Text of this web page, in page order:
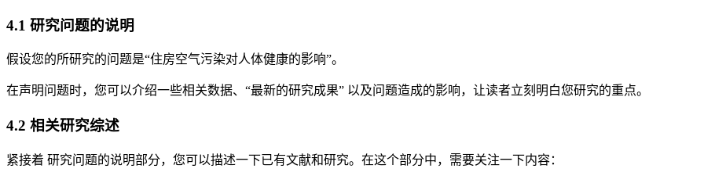
4.1 研究问题的说明
假设您的所研究的问题是“住房空气污染对人体健康的影响”。
在声明问题时，您可以介绍一些相关数据、“最新的研究成果” 以及问题造成的影响，让读者立刻明白您研究的重点。
4.2 相关研究综述
紧接着 研究问题的说明部分，您可以描述一下已有文献和研究。在这个部分中，需要关注一下内容：